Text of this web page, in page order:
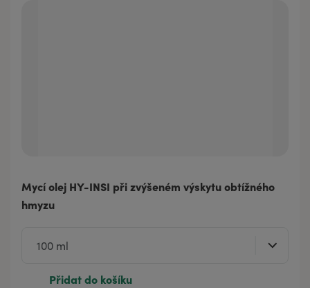
Mycí olej HY-INSI při zvýšeném výskytu obtížného
hmyzu
Přidat do košíku